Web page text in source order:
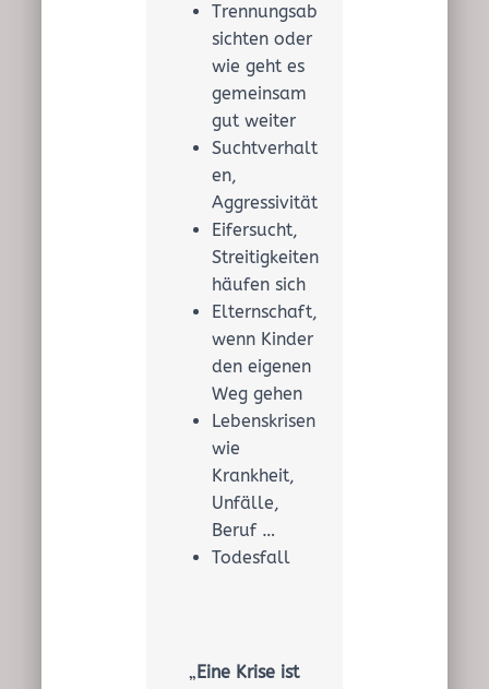
Trennungsab
sichten oder
wie geht es
gemeinsam
gut weiter
Suchtverhalt
en,
Aggressivität
Eifersucht,
Streitigkeiten
häufen sich
Elternschaft,
wenn Kinder
den eigenen
Weg gehen
Lebenskrisen
wie
Krankheit,
Unfälle,
Beruf …
Todesfall
„Eine Krise ist